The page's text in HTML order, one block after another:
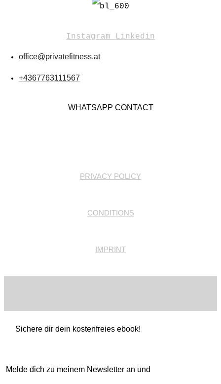
Instagram Linkedin
office@privatefitness.at
+4367763111567
WHATSAPP CONTACT
PRIVACY POLICY
CONDITIONS
IMPRINT
Sichere dir dein kostenfreies ebook!
Melde dich zu meinem Newsletter an und